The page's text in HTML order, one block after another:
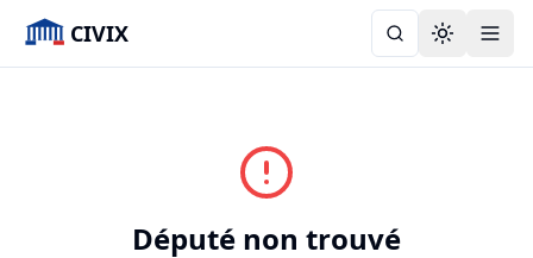
CIVIX Toggle
Député non trouvé